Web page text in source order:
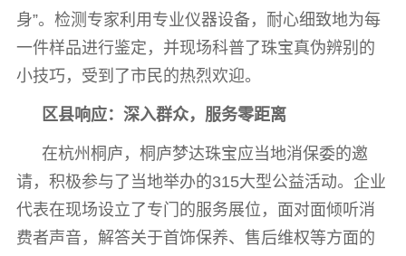
身”。检测专家利用专业仪器设备，耐心细致地为每
一件样品进行鉴定，并现场科普了珠宝真伪辨别的
小技巧，受到了市民的热烈欢迎。
区县响应：深入群众，服务零距离
在杭州桐庐，桐庐梦达珠宝应当地消保委的邀
请，积极参与了当地举办的315大型公益活动。企业
代表在现场设立了专门的服务展位，面对面倾听消
费者声音，解答关于首饰保养、售后维权等方面的